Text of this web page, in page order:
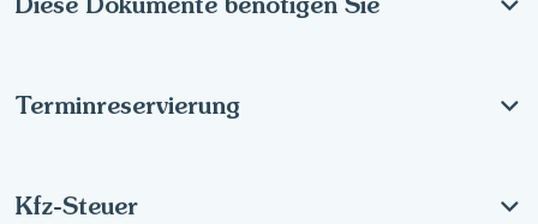
Terminreservierung
Kfz-Steuer